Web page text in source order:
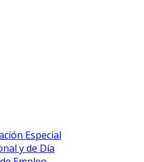
Especial
y de Día